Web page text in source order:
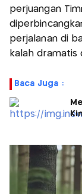
perjuangan
perjalanan di
kalah dramatis
Baca Juga :